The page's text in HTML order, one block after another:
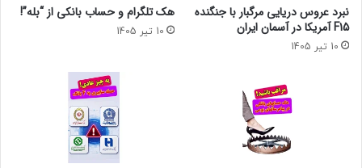
نبرد عروس دریایی مرگبار با جنگنده
F15 آمریکا در آسمان ایران
10 تیر 1405
هک تلگرام و حساب بانکی از “بله”!
10 تیر 1405